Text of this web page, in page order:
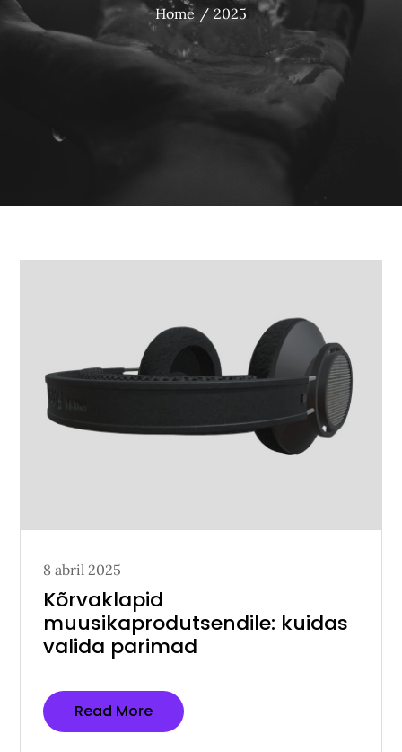
Home 2025
Posted
on
8 abril 2025
Kõrvaklapid
muusikaprodutsendile: kuidas
valida parimad
Read More